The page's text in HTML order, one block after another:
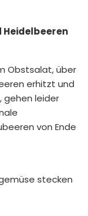
Heidelbeeren
Obstsalat, über
erhitzt und
gehen leider
von Ende
stecken